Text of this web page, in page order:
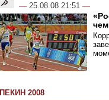
— 25.08.08 21:51 —
ПЕКИН 2008